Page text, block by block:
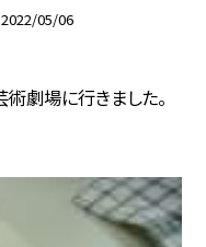
2022/05/06
劇場に行きました。